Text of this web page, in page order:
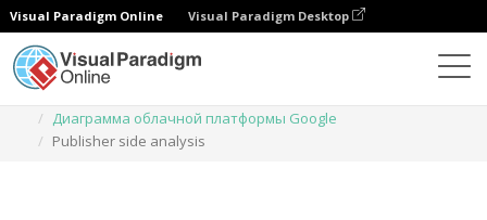
Visual Paradigm Online Visual Paradigm Desktop
Диаграмма облачной платформы Google
Publisher side analysis